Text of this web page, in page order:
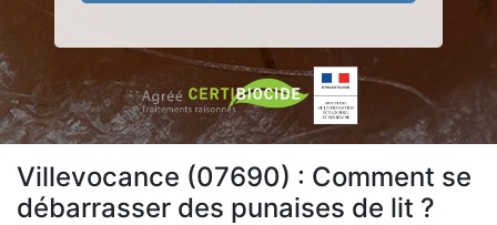
Villevocance (07690) : Comment se
débarrasser des punaises de lit ?